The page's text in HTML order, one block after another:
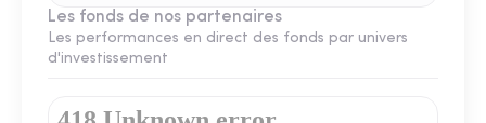
Les fonds de nos partenaires
Les performances en direct des fonds par univers
d'investissement